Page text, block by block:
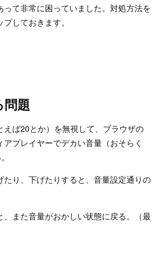
って非常に困っていました。対処方法を
しておきます。
問題
えば20とか）を無視して、ブラウザの
プレイヤーでデカい音量（おそらく
たり、下げたりすると、音量設定通りの
、また音量がおかしい状態に戻る。（最